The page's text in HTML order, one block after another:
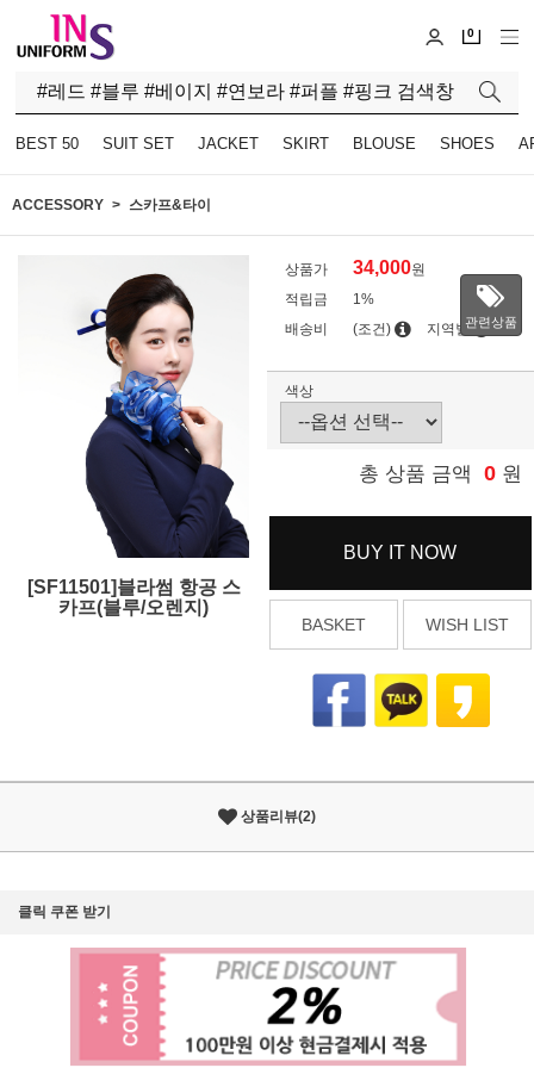
0
BEST 50 SUIT SET JACKET SKIRT BLOUSE SHOES
ACCESSORY 스카프&타이
[SF11501]블라썸 항공 스
카프(블루/오렌지)
상품가 34,000원
적립금
1%
배송비
(조건) 지역별관련상품
색상
총 상품 금액 0 원
BUY IT NOW
BASKET WISH LIST
상품리뷰(2)
클릭 쿠폰 받기